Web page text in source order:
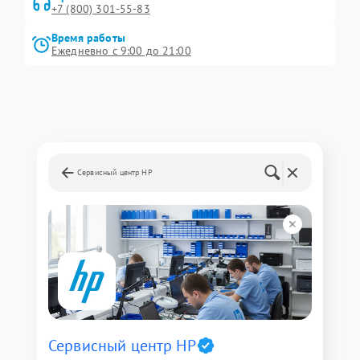
+7 (800) 301-55-83
Время работы
Ежедневно с 9:00 до 21:00
Сервисный центр HP
Сервисный центр HP